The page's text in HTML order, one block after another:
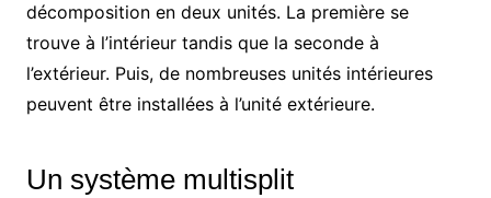
décomposition en deux unités. La première se
trouve à l’intérieur tandis que la seconde à
l’extérieur. Puis, de nombreuses unités intérieures
peuvent être installées à l’unité extérieure.
Un système multisplit